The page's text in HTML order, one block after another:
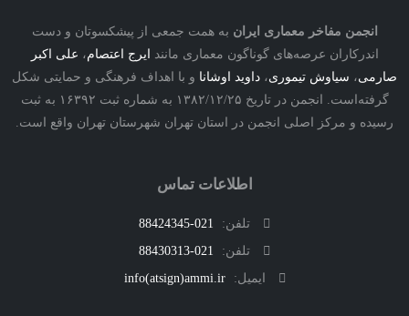
مفاخر معماری ایرانبه همت جمعی از پیشکسوتان و دست
عرصه‌های گوناگون معماری مانندایرج اعتصام،علی اکبر
،سیاوش تیموری،داوید اوشاناو با اهداف فرهنگی و حمایتی شکل
گرفته‌است. انجمن در تاریخ ۱۳۸۲/۱۲/۲۵ به شماره ثبت ۱۶۳۹۲ به ثبت
و مرکز اصلی انجمن در استان تهران شهرستان تهران واقع است.
اطلاعات تماس
تلفن:
021-88424345
تلفن:
021-88430313
ایمیل:
info(atsign)ammi.ir